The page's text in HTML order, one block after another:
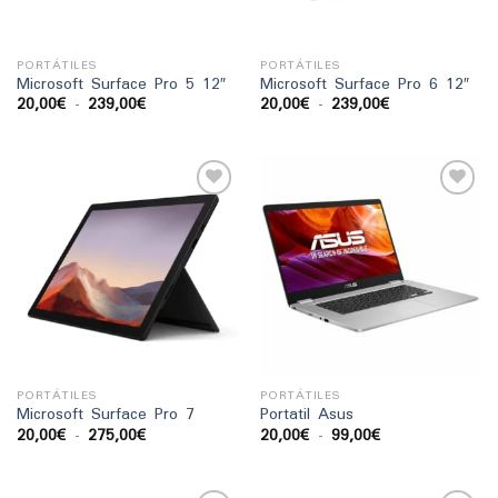
PORTÁTILES
Microsoft Surface Pro 5 12″
20,00€ - 239,00€Rango
de
239,00€
PORTÁTILES
Microsoft Surface Pro 6 12″
20,00€ - 239,00€Rango
de
239,00€
Añadir
a la
lista
de
deseos
PORTÁTILES
Microsoft Surface Pro 7
20,00€ - 275,00€Rango
de
lista
de
deseos
PORTÁTILES
Portatil Asus
20,00€ - 99,00€Rango
de